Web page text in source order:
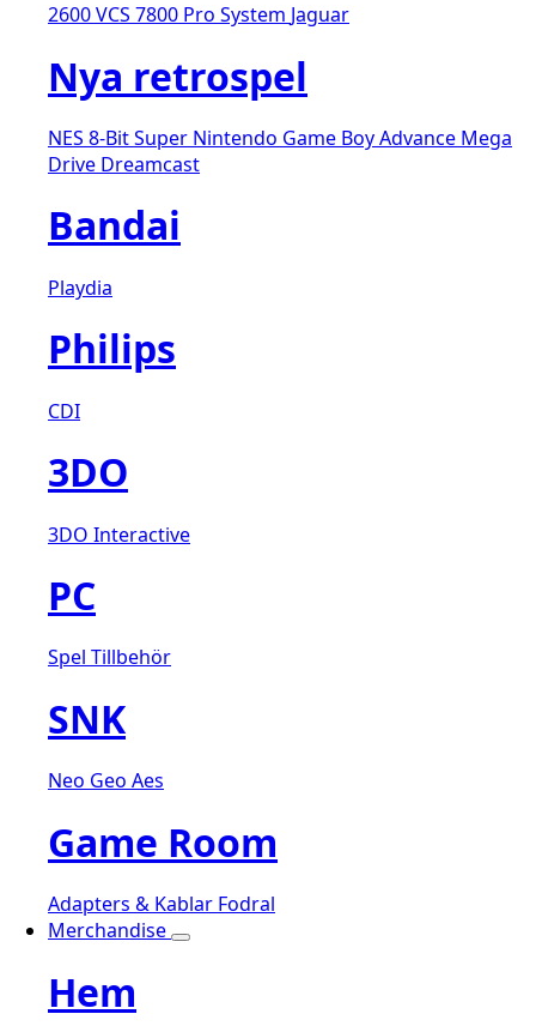
2600 VCS 7800 Pro System Jaguar
Nya retrospel
NES 8-BitSuper Nintendo Game Boy Advance Mega
Drive Dreamcast
Bandai
Playdia
Philips
CDI
3DO
3DO Interactive
PC
Spel Tillbehör
SNK
Neo Geo Aes
Game Room
Adapters & Kablar Fodral
Merchandise
Hem